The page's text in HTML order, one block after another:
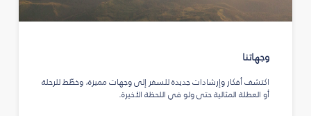
وجهاتنا
اكتشف أفكار وإرشادات جديدة للسفر إلى وجهات مميزة، وخطّط للرحلة
أو العطلة المثالية حتى ولو في اللحظة الأخيرة.